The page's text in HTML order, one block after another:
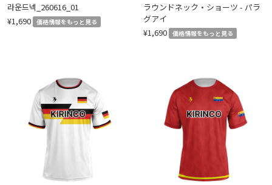
라운드넥_260616_01
¥1,690
価格情報をもっと見る
ラウンドネック・ショーツ - パラ
グアイ
¥1,690
価格情報をもっと見る